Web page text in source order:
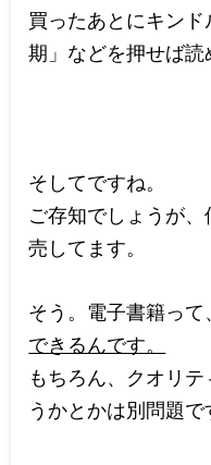
買ったあとにキン
期」などを押せば読
そしてですね。
ご存知でしょうが
売してます。
そう。電子書籍って
できるんです。
もちろん、クオリ
うかとかは別問題で